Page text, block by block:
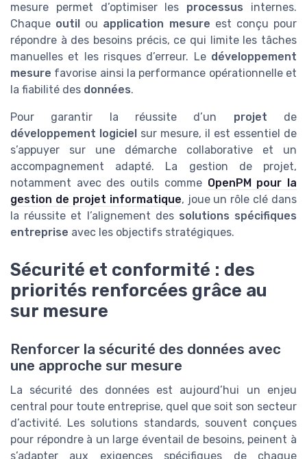
mesure permet d’optimiser les processus internes.
Chaque outil ou application mesure est conçu pour
répondre à des besoins précis, ce qui limite les tâches
manuelles et les risques d’erreur. Le développement
mesure favorise ainsi la performance opérationnelle et
la fiabilité des données.
Pour garantir la réussite d’un projet de
développement logiciel sur mesure, il est essentiel de
s’appuyer sur une démarche collaborative et un
accompagnement adapté. La gestion de projet,
notamment avec des outils comme OpenPM pour la
gestion de projet informatique, joue un rôle clé dans
la réussite et l’alignement des solutions spécifiques
entreprise avec les objectifs stratégiques.
Sécurité et conformité : des
priorités renforcées grâce au
sur mesure
Renforcer la sécurité des données avec
une approche sur mesure
La sécurité des données est aujourd’hui un enjeu
central pour toute entreprise, quel que soit son secteur
d’activité. Les solutions standards, souvent conçues
pour répondre à un large éventail de besoins, peinent à
s’adapter aux exigences spécifiques de chaque